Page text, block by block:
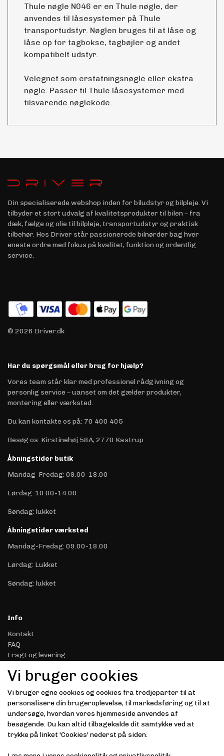
Thule nøgle N046 er en Thule nøgle, der
anvendes til låsesystemer på Thule
transportudstyr. Nøglen bruges til at låse og
låse op for tagbokse, tagbøjler og andet
kompatibelt udstyr.
Velegnet som erstatningsnøgle eller ekstra
nøgle. Passer til Thule låsesystemer med
tilsvarende nøglekode.
Din specialiserede webshop inden for biludstyr og bilpleje. Vi
tilbyder et stort udvalg af kvalitetsprodukter til bilen – fra
dæk, fælge og olie til bilpleje, transportudstyr og praktisk
tilbehør. Hos Driver står passionerede bilnørder bag hver
eneste ordre med fokus på kvalitet, funktion og ordentlig
service.
© 2026 Driver.dk
Har du spørgsmål eller brug for hjælp?
Vores team står klar med professionel rådgivning og
personlig service – uanset om det gælder produkter,
montering eller værksted.
Du kan kontakte os på: 70 400 405
Besøg os: Kirstinehøj 58A, 2770 Kastrup
Åbningstider butik
Mandag-Fredag: 09.00-18.00
Lørdag: 10.00-14.00
Søndag: lukket
Åbningstider værksted
Mandag-Fredag: 09.00-18.00
Lørdag: Lukket
Søndag: lukket
Info
Kontakt
FAQ
Fragt og levering
Handelsbetingelser
Datasikkerhed & Privatliv
Gavekort
Om Driver.dk
Kunde login
Modtag vores nyhedsbrev via e-mail
Vi bruger cookies
Vi bruger egne cookies og cookies fra tredjeparter til at
personalisere din brugeroplevelse, til markedsføring og til at
undersøge, hvordan vores hjemmeside anvendes af
besøgende. Du kan altid tilbagekalde dit samtykke ved at
trykke på linket 'Cookies' nederst på siden.